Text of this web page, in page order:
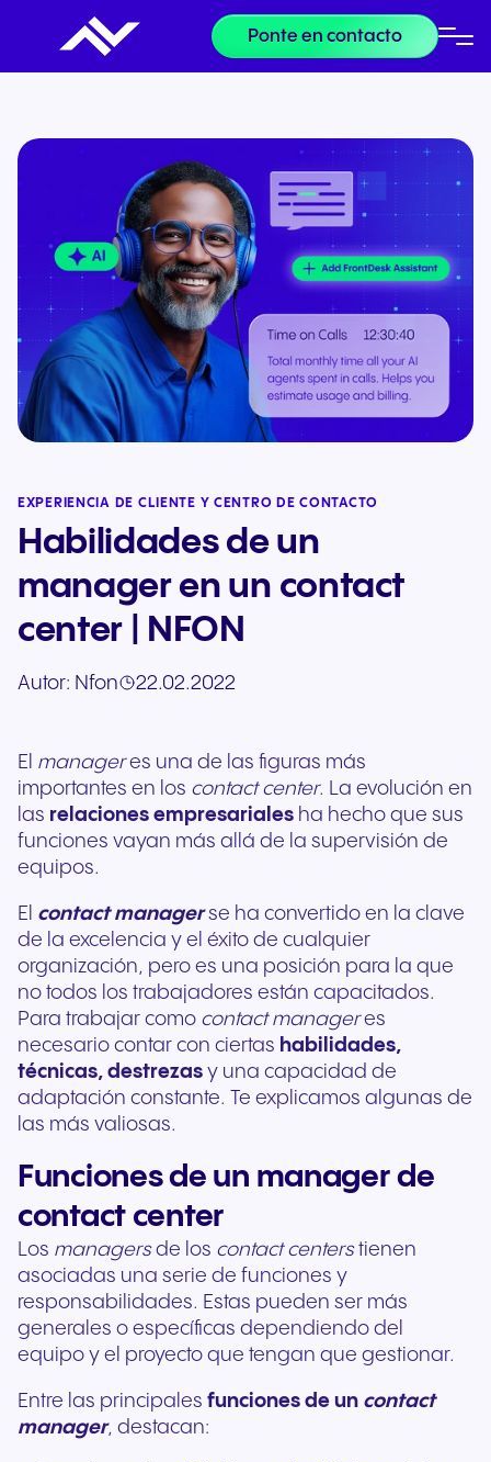
Ponte en contacto
EXPERIENCIA DE CLIENTE Y CENTRO DE CONTACTO
Habilidades de un
manager en un contact
center | NFON
Autor: Nfon 22.02.2022
El manageres una de las figuras más
importantes en los contact center. La evolución en
las relaciones empresariales ha hecho que sus
funciones vayan más allá de la supervisión de
equipos.
El contact managerse ha convertido en la clave
de la excelencia y el éxito de cualquier
organización, pero es una posición para la que
no todos los trabajadores están capacitados.
Para trabajar como contact manageres
necesario contar con ciertas habilidades,
técnicas, destrezas y una capacidad de
adaptación constante. Te explicamos algunas de
las más valiosas.
Funciones de un manager de
contact center
Los managersde los contact centerstienen
asociadas una serie de funciones y
responsabilidades. Estas pueden ser más
generales o específicas dependiendo del
equipo y el proyecto que tengan que gestionar.
Entre las principales funciones de un contact
manager, destacan: